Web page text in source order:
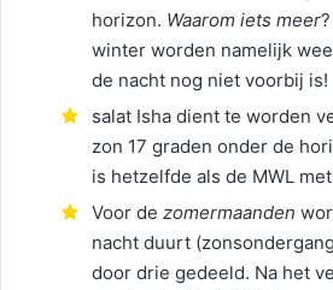
horizon. Waarom iets meer
winter worden namelijk
de nacht nog niet voorbij is!
salat Isha dient te worden
zon 17 graden onder de
is hetzelfde als de MWL
Voor de zomermaanden
nacht duurt
door drie gedeeld. Na het